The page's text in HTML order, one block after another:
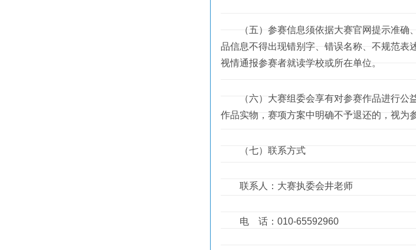
（五）参赛信息须依据大赛官网提示准确
品信息不得出现错别字、错误名称、不规范表
视情通报参赛者就读学校或所在单位。
（六）大赛组委会享有对参赛作品进行公
作品实物，赛项方案中明确不予退还的，视为
（七）联系方式
联系人：大赛执委会井老师
电 话：010-65592960